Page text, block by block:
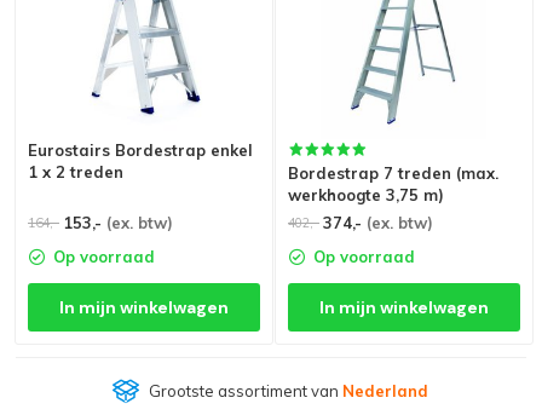
Eurostairs Bordestrap enkel
1 x 2 treden
164,- 153,- (ex. btw)
Op voorraad
In mijn winkelwagen
Bordestrap 7 treden (max.
werkhoogte 3,75 m)
402,- 374,- (ex. btw)
Op voorraad
In mijn winkelwagen
Grootste assortiment van Nederland